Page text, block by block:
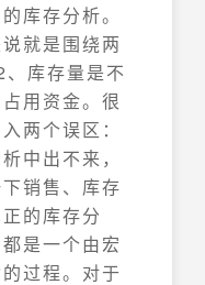
库存分析。
就是围绕两
库存量是不
用资金。很
两个误区：
中出不来，
销售、库存
的库存分
是一个由宏
过程。对于